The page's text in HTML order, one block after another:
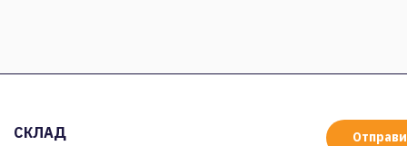
СКЛАД